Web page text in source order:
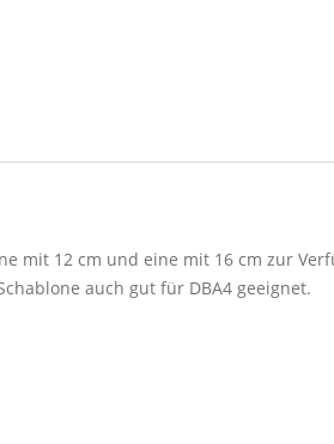
mit 12 cm und eine mit 16 cm zur
auch gut für DBA4 geeignet.